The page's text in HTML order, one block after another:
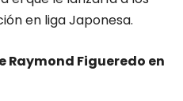
en liga Japonesa.
Raymond Figueredo en